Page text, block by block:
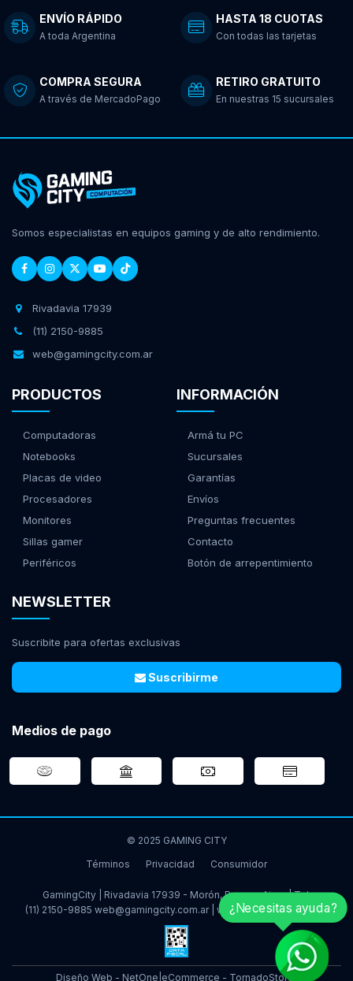
ENVÍO RÁPIDO
A toda Argentina
HASTA 18 CUOTAS
Con todas las tarjetas
COMPRA SEGURA
A través de MercadoPago
RETIRO GRATUITO
En nuestras 15 sucursales
Somos especialistas en equipos gaming y de alto rendimiento.
Rivadavia 17939
(11) 2150-9885
web@gamingcity.com.ar
PRODUCTOS
Computadoras
Notebooks
Placas de video
Procesadores
Monitores
Sillas gamer
Periféricos
INFORMACIÓN
Armá tu PC
Sucursales
Garantías
Envíos
Preguntas frecuentes
Contacto
Botón de arrepentimiento
NEWSLETTER
Suscribite para ofertas exclusivas
Suscribirme
Medios de pago
© 2025 GAMING CITY
Términos
Privacidad Consumidor
GamingCity | Rivadavia 17939 - Morón, Buenos Aires | Tel:
(11) 2150-9885 web@gamingcity.com.ar www.gamingcity.com.ar
Diseño Web - NetOne eCommerce - TornadoStore
¿Necesitas ayuda?